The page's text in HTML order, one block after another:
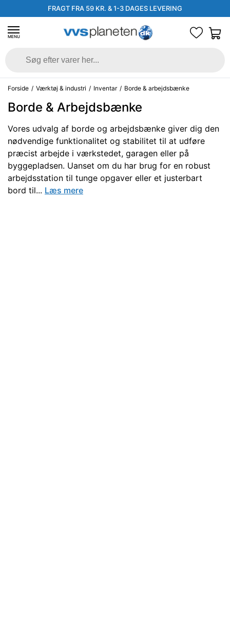
FRAGT FRA 59 KR. & 1-3 DAGES LEVERING
MENU
Forside / Værktøj & industri / Inventar / Borde & arbejdsbænke
Borde & Arbejdsbænke
Vores udvalg af borde og arbejdsbænke giver dig den
nødvendige funktionalitet og stabilitet til at udføre
præcist arbejde i værkstedet, garagen eller på
byggepladsen. Uanset om du har brug for en robust
arbejdsstation til tunge opgaver eller et justerbart
bord til... Læs mere